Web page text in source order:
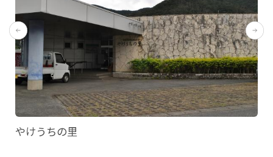
やけうちの里